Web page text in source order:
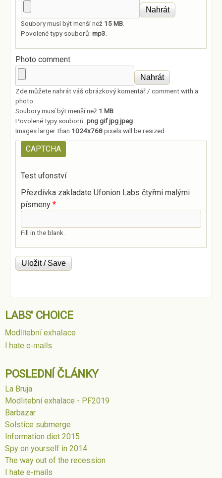
Soubory musí být menší než 15 MB
Povolené typy souborů: mp3
Photo comment
Zde můžete nahrát váš obrázkový komentář / comment with a
photo
Soubory musí být menší než 1 MB
Povolené typy souborů: png gif jpg jpeg
Images larger than 1024x768pixels will be resized.
CAPTCHA
Test ufonství
Přezdívka zakladate Ufonion Labs čtyřmi malými
písmeny *
Fill in the blank.
LABS' CHOICE
Modlitební exhalace
I hate e-mails
POSLEDNÍ ČLÁNKY
La Bruja
Modlitební exhalace - PF2019
Barbazar
Solstice submerge
Information diet 2015
Spy on yourself in 2014
The way out of the recession
I hate e-mails